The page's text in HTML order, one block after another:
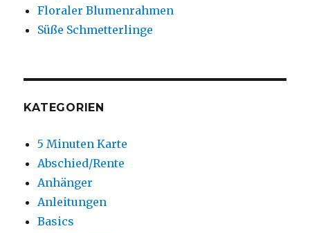
Floraler Blumenrahmen
Süße Schmetterlinge
KATEGORIEN
5 Minuten Karte
Abschied/Rente
Anhänger
Anleitungen
Basics